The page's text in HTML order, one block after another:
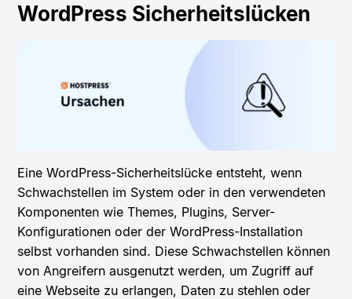
WordPress Sicherheitslücken
Eine WordPress-Sicherheitslücke entsteht, wenn
Schwachstellen im System oder in den verwendeten
Komponenten wie Themes, Plugins, Server-
Konfigurationen oder der WordPress-Installation
selbst vorhanden sind. Diese Schwachstellen können
von Angreifern ausgenutzt werden, um Zugriff auf
eine Webseite zu erlangen, Daten zu stehlen oder